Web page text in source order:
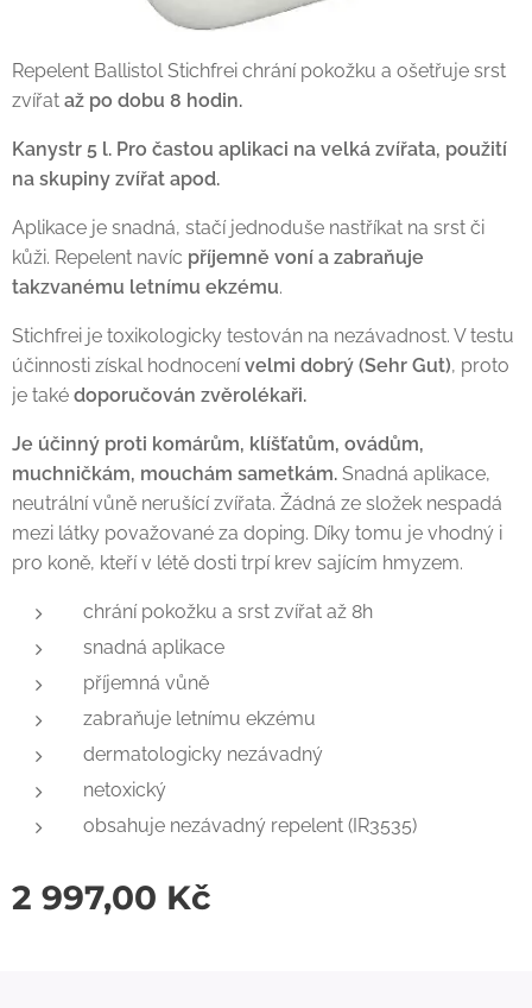
Repelent Ballistol Stichfrei chrání pokožku a ošetřuje srst
zvířat až po dobu 8 hodin.
Kanystr 5 l. Pro častou aplikaci na velká zvířata, použití
na skupiny zvířat apod.
Aplikace je snadná, stačí jednoduše nastříkat na srst či
kůži. Repelent navíc příjemně voní a zabraňuje
takzvanému letnímu ekzému.
Stichfrei je toxikologicky testován na nezávadnost. V testu
účinnosti získal hodnocenívelmi dobrý (Sehr Gut), proto
je také doporučován zvěrolékaři.
Je účinný proti komárům, klíšťatům, ovádům,
muchničkám, mouchám sametkám. Snadná aplikace,
neutrální vůně nerušící zvířata. Žádná ze složek nespadá
mezi látky považované za doping. Díky tomu je vhodný i
pro koně, kteří v létě dosti trpí krev sajícím hmyzem.
chrání pokožku a srst zvířat až 8h
snadná aplikace
příjemná vůně
zabraňuje letnímu ekzému
dermatologicky nezávadný
netoxický
obsahuje nezávadný repelent (IR3535)
2 997,00 Kč